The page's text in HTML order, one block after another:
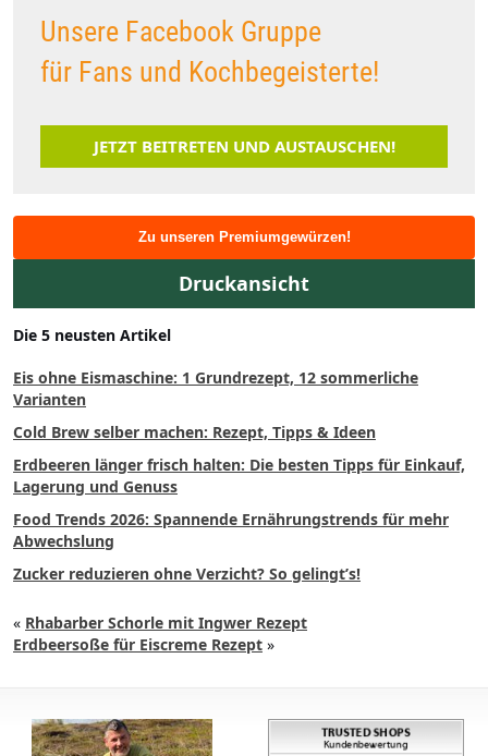
Unsere Facebook Gruppe
für Fans und Kochbegeisterte!
JETZT BEITRETEN UND AUSTAUSCHEN!
Zu unseren Premiumgewürzen!
Druckansicht
Die 5 neusten Artikel
Eis ohne Eismaschine: 1 Grundrezept, 12 sommerliche
Varianten
Cold Brew selber machen: Rezept, Tipps & Ideen
Erdbeeren länger frisch halten: Die besten Tipps für Einkauf,
Lagerung und Genuss
Food Trends 2026: Spannende Ernährungstrends für mehr
Abwechslung
Zucker reduzieren ohne Verzicht? So gelingt’s!
« Rhabarber Schorle mit Ingwer Rezept
Erdbeersoße für Eiscreme Rezept »